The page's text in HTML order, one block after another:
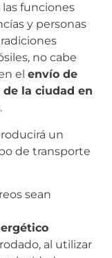
funciones
y personas
no cabe
el envío de
la ciudad en
un
de transporte
sean
al utilizar